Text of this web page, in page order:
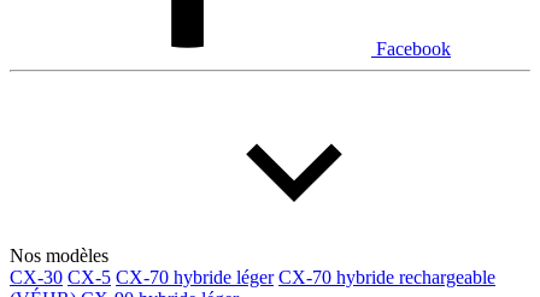
Facebook
Nos modèles
CX-30 CX-5 CX-70 hybride léger CX-70 hybride rechargeable